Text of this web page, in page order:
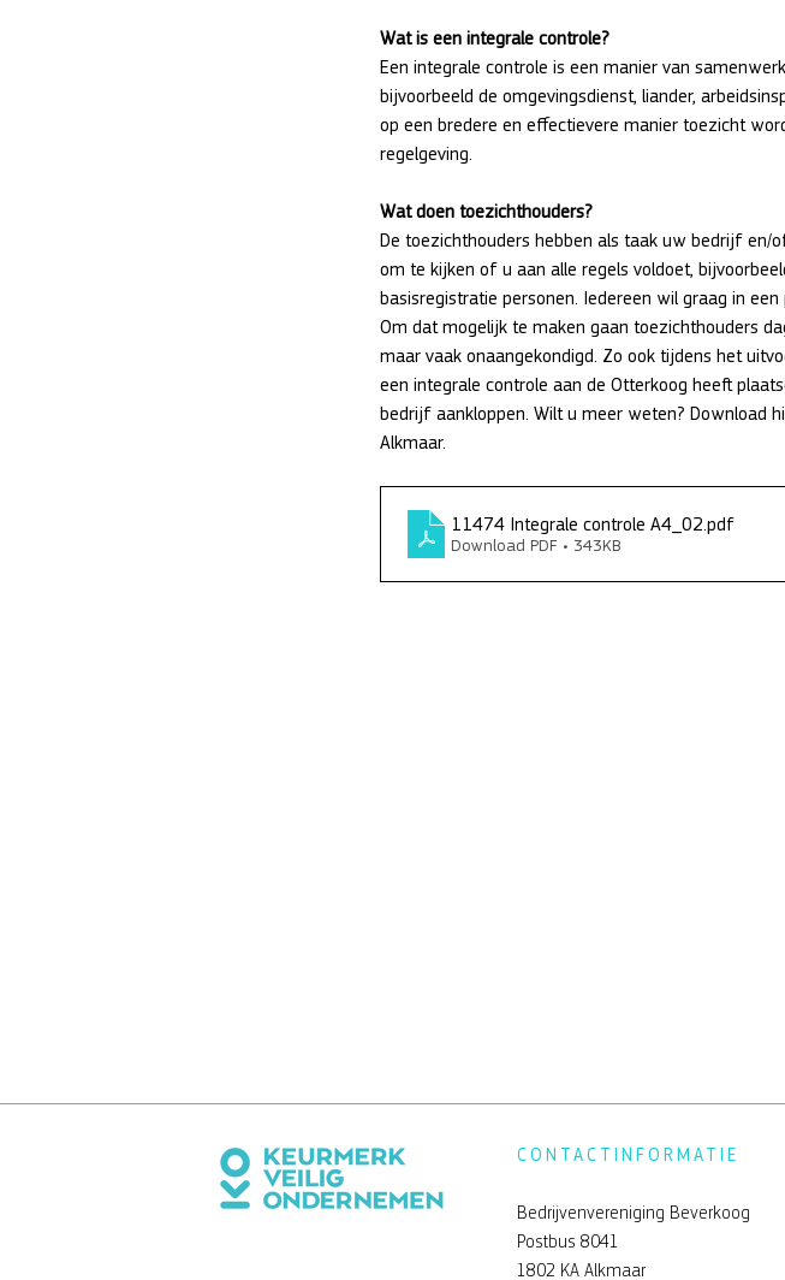
Wat is een integrale controle?
Een integrale controle is een manier van
bijvoorbeeld de omgevingsdienst, liander,
op een bredere en effectievere manier toezicht
regelgeving.
Wat doen toezichthouders?
De toezichthouders hebben als taak uw bedrijf en/
om te kijken of u aan alle regels voldoet,
basisregistratie personen. Iedereen wil graag in
Om dat mogelijk te maken gaan toezichthouders
maar vaak onaangekondigd. Zo ook tijdens het
een integrale controle aan de Otterkoog heeft
bedrijf aankloppen. Wilt u meer weten? Download
Alkmaar.
11474 Integrale controle A4_02 .pdf
Download PDF • 343KB
CONTACTINFORMATIE
Bedrijvenvereniging Beverkoog
Postbus 8041
1802 KA Alkmaar